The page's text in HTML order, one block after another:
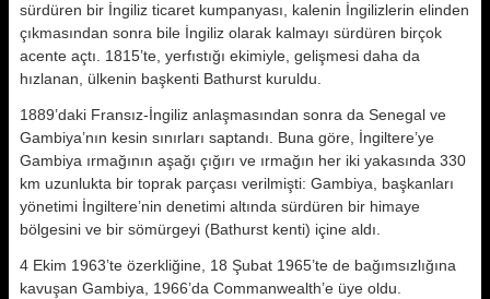
sürdüren bir İngiliz ticaret kumpanyası, kalenin İngilizlerin elinden
çıkmasından sonra bile İngiliz olarak kalmayı sürdüren birçok
acente açtı. 1815’te, yerfıstığı ekimiyle, gelişmesi daha da
hızlanan, ülkenin başkenti Bathurst kuruldu.
1889’daki Fransız-İngiliz anlaşmasından sonra da Senegal ve
Gambiya’nın kesin sınırları saptandı. Buna göre, İngiltere’ye
Gambiya ırmağının aşağı çığırı ve ırmağın her iki yakasında 330
km uzunlukta bir toprak parçası verilmişti: Gambiya, başkanları
yönetimi İngiltere’nin denetimi altında sürdüren bir himaye
bölgesini ve bir sömürgeyi (Bathurst kenti) içine aldı.
4 Ekim 1963’te özerkliğine, 18 Şubat 1965’te de bağımsızlığına
kavuşan Gambiya, 1966’da Commanwealth’e üye oldu.